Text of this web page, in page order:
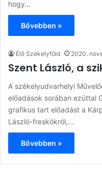
hogy…
Bővebben »
Élő Székelyföld 2020.
Szent László, a
A székelyudvarhelyi
előadások sorában ezúttal
grafikus tart előadást a
László-freskókról,…
Bővebben »